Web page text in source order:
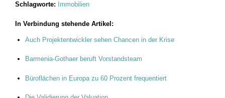
Schlagworte:
Immobilien
In Verbindung stehende Artikel:
Auch Projektentwickler sehen Chancen in der Krise
Barmenia-Gothaer beruft Vorstandsteam
Büroflächen in Europa zu 60 Prozent frequentiert